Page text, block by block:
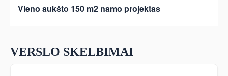
Vieno aukšto 150 m2 namo projektas
VERSLO SKELBIMAI